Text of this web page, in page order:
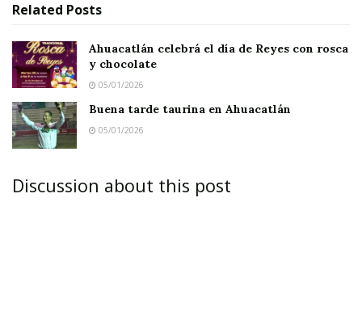
Ahuacatlán, Amatlán, Jala e Ixtlán seguramente
Related Posts
Ahuacatlán celebrá el día de Reyes con rosca
y chocolate
05/01/2026
Buena tarde taurina en Ahuacatlán
05/01/2026
Discussion about this post